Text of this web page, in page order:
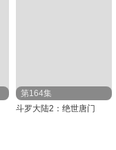
第164集
斗罗大陆2：绝世唐门